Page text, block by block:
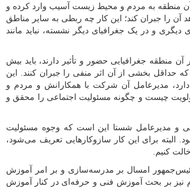
منطقه به مردم و محیط زیست آسیب وارد کرده و
را جبران کند؛ این کار چه ربطی به سایر مناطق
و در یک جغرافیای دیگر نشسته، نباید مانند
منطقه جغرافیایی حضور و تأثیر دارند، باید بیش
حداقل بخشی از آن اثر منفی را جبران کنند. این
دارد، مدیرعامل آن شرکت با همکارانش و مردم و
چیست و چگونه مسئولیت اجتماعی را محقق و
و مدیرعامل شستا این است که وجوه مسئولیت
برای این کار سازوکار‌هایی تعریف می‌شود،
کنیم.
امسال بر مدرسه‌سازی و بر امر آموزش
نیز بر بحث آموزش فنی و حرفه‌ای در کنار آموزش